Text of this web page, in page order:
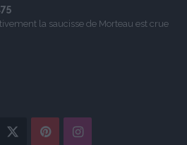
la saucisse de Morteau est crue
PinterestInstagram